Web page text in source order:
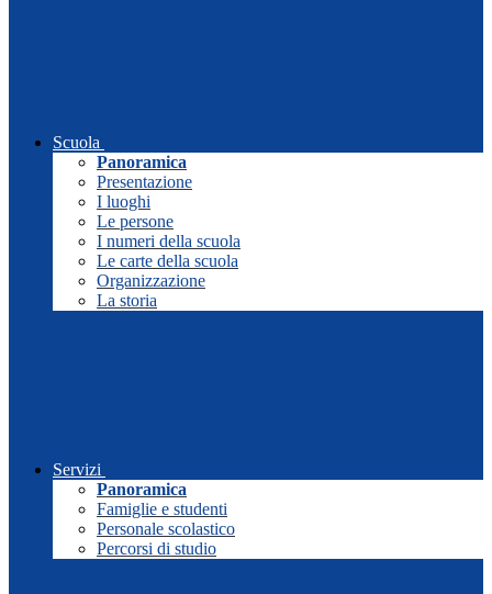
Scuola
Panoramica
Presentazione
I luoghi
Le persone
I numeri della scuola
Le carte della scuola
Organizzazione
La storia
Servizi
Panoramica
Famiglie e studenti
Personale scolastico
Percorsi di studio